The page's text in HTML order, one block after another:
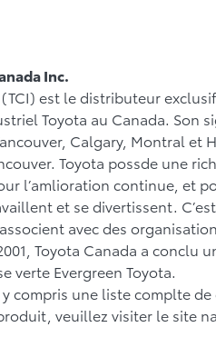
Inc.
est le distributeur
Toyota au Canada. Son
Calgary, Montral et
Toyota possde une
l’amlioration continue, et
et se divertissent.
avec des
Toyota Canada a conclu
verte Evergreen Toyota.
compris une liste complte
veuillez visiter le site